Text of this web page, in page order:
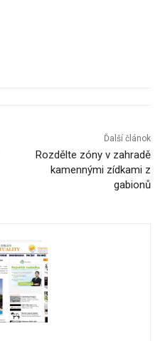
Ďalší článok
Rozdělte zóny v zahradě
kamennými zídkami z
gabionů